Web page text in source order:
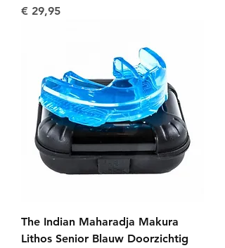
Prijs
€ 29,95
The Indian Maharadja Makura
Lithos Senior Blauw Doorzichtig